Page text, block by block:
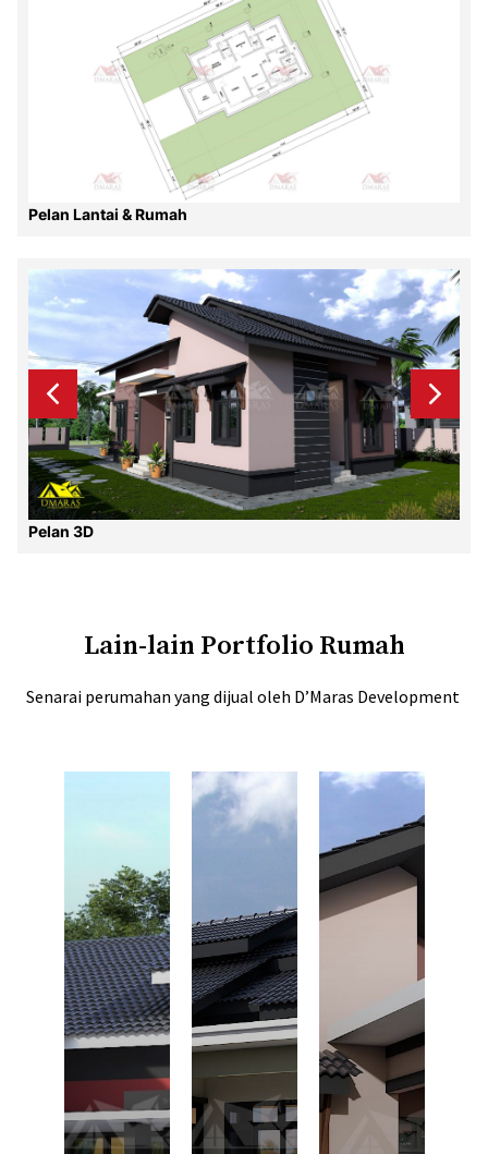
Pelan Lantai & Rumah
Pelan 3D
Lain-lain Portfolio Rumah
Senarai perumahan yang dijual oleh D’Maras Development